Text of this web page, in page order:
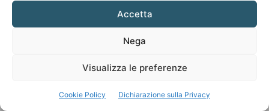
Accetta
Nega
Visualizza le preferenze
Cookie Policy Dichiarazione sulla Privacy